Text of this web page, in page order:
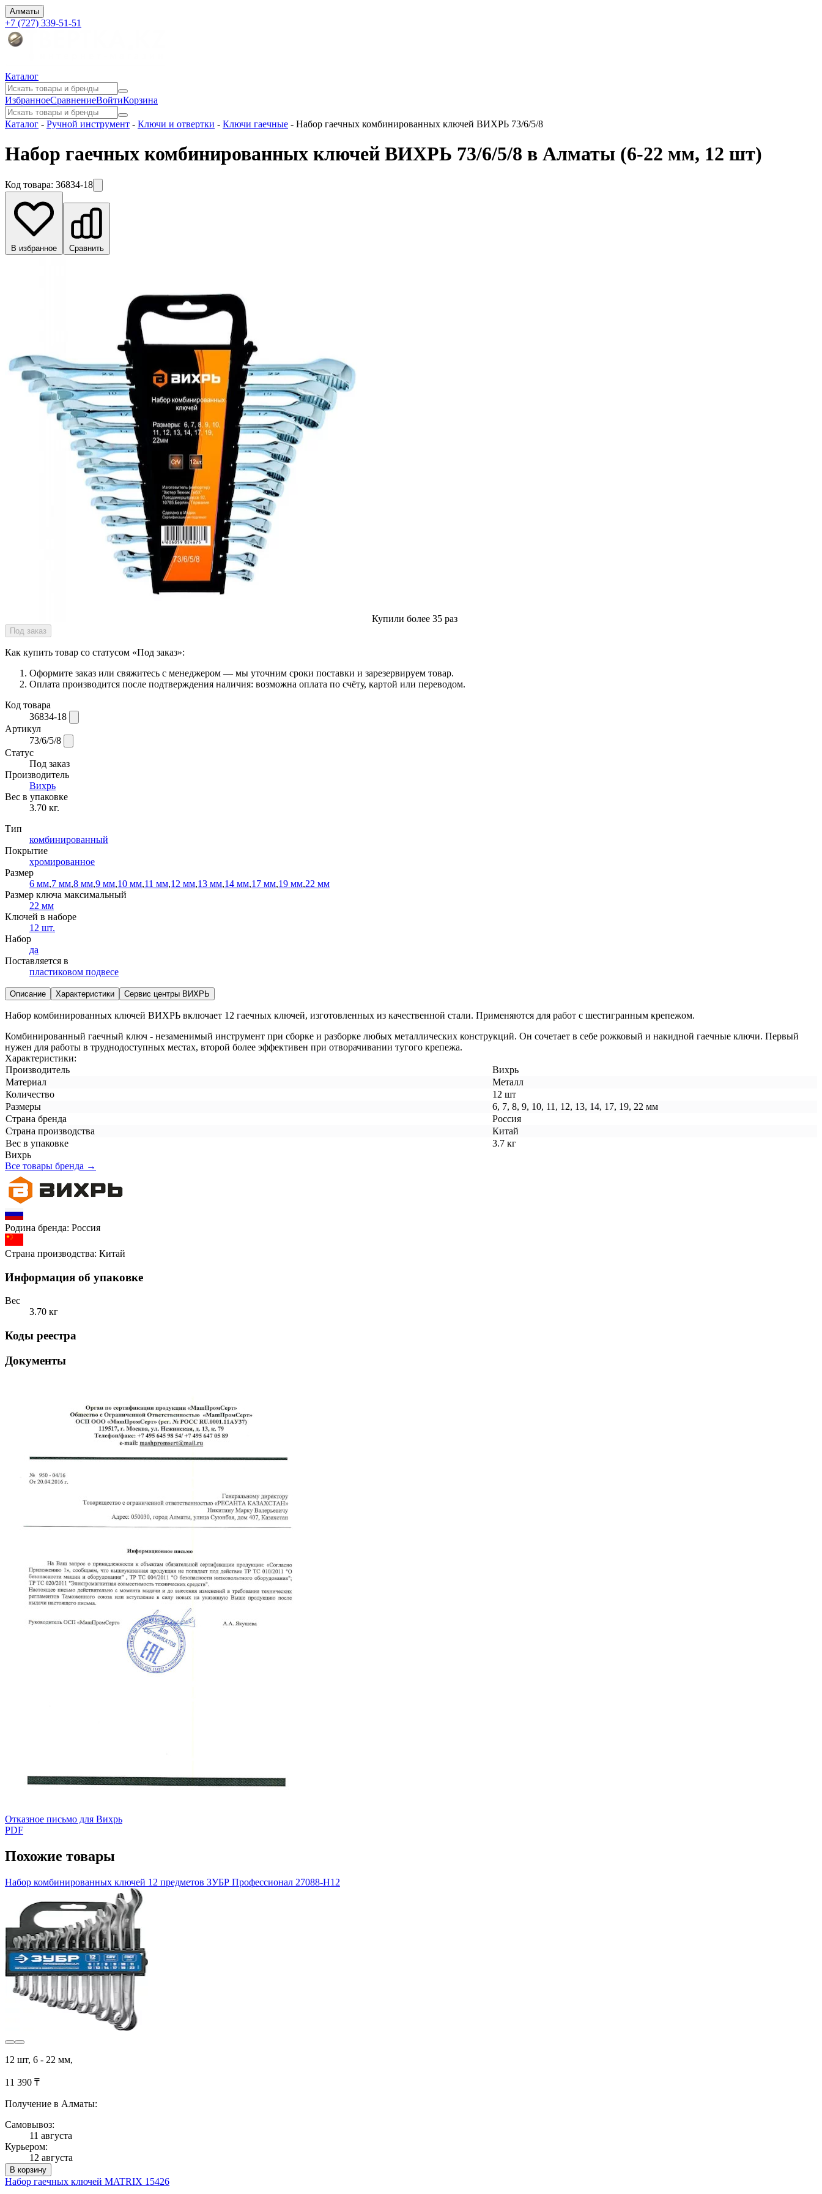
Алматы
+7 (727) 339-51-51
Каталог
ИзбранноеСравнениеВойтиКорзина
Каталог - Ручной инструмент - Ключи и отвертки - Ключи гаечные - Набор гаечных комбинированных ключей ВИХРЬ 73/6/5/8
Набор гаечных комбинированных ключей ВИХРЬ 73/6/5/8 в Алматы (6-22 мм, 12 шт)
Код товара: 36834-18
В избранное Сравнить
Купили более 35 раз
Под заказ
Как купить товар со статусом «Под заказ»:
Оформите заказ или свяжитесь с менеджером — мы уточним сроки поставки и зарезервируем товар.
Оплата производится после подтверждения наличия: возможна оплата по счёту, картой или переводом.
Код товара
36834-18
Артикул
73/6/5/8
Статус
Под заказ
Производитель
Вихрь
Вес в упаковке
3.70 кг.
Тип
комбинированный
Покрытие
хромированное
Размер
6 мм,7 мм,8 мм,9 мм,10 мм,11 мм,12 мм,13 мм,14 мм,17 мм,19 мм,22 мм
Размер ключа максимальный
22 мм
Ключей в наборе
12 шт.
Набор
да
Поставляется в
пластиковом подвесе
Описание Характеристики Сервис центры ВИХРЬ
Набор комбинированных ключей ВИХРЬ включает 12 гаечных ключей, изготовленных из качественной стали. Применяются для работ с шестигранным крепежом.
Комбинированный гаечный ключ - незаменимый инструмент при сборке и разборке любых металлических конструкций. Он сочетает в себе рожковый и накидной гаечные ключи. Первый
нужен для работы в труднодоступных местах, второй более эффективен при отворачивании тугого крепежа.
Характеристики:
Производитель
Вихрь
Материал
Металл
Количество
12 шт
Размеры
6, 7, 8, 9, 10, 11, 12, 13, 14, 17, 19, 22 мм
Страна бренда
Россия
Страна производства
Китай
Вес в упаковке
3.7 кг
Вихрь
Все товары бренда →
Родина бренда: Россия
Страна производства: Китай
Информация об упаковке
Вес
3.70 кг
Коды реестра
Документы
Отказное письмо для Вихрь
PDF
Похожие товары
Набор комбинированных ключей 12 предметов ЗУБР Профессионал 27088-H12
12 шт, 6 - 22 мм,
11 390 ₸
Получение в Алматы:
Самовывоз:
11 августа
Курьером:
12 августа
В корзину
Набор гаечных ключей MATRIX 15426